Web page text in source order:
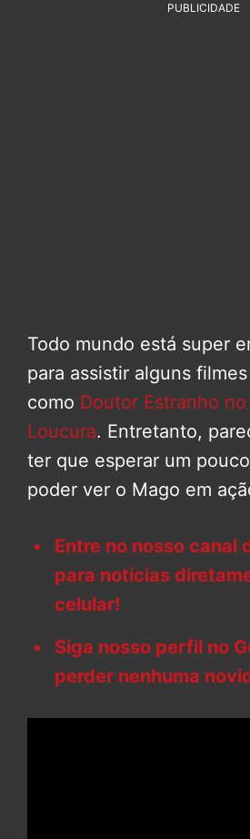
PUBLICIDADE
Todo mundo está super
para assistir alguns
como Doutor Estranho
Loucura. Entretanto,
ter que esperar um
poder ver o Mago em
Entre no nosso canal
para notícias
celular!
Siga nosso perfil no
perder nenhuma